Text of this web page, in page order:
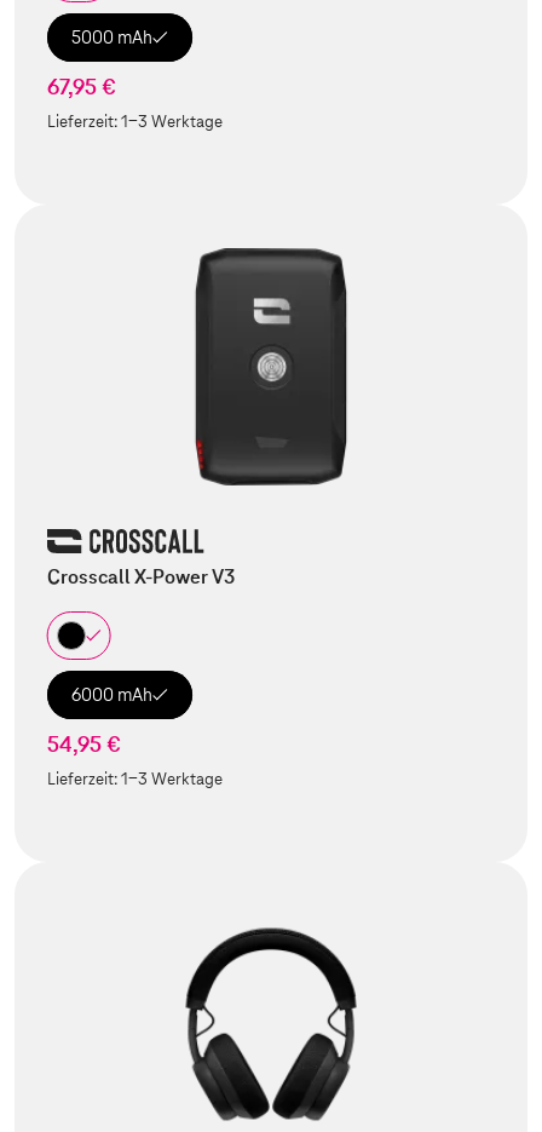
5000 mAh
67,95 €
Lieferzeit:1-3 Werktage
Crosscall X-Power V3
6000 mAh
54,95 €
Lieferzeit:1-3 Werktage